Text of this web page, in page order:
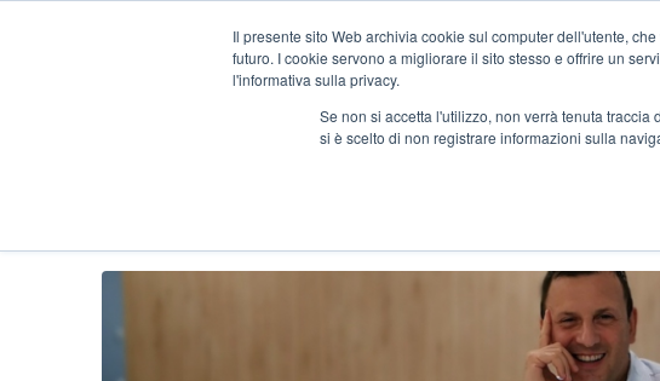
Il presente sito Web archivia cookie sul computer dell'utente,
futuro. I cookie servono a migliorare il sito stesso e offrire un
l'informativa sulla privacy.
Se non si accetta l'utilizzo, non verrà tenuta
si è scelto di non registrare informazioni sulla
LO SPAZIO GIUSTO PER LO